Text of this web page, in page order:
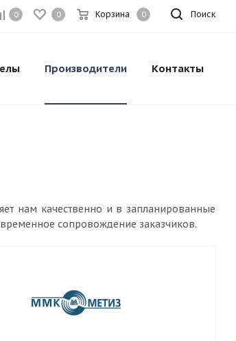
Поиск
0 0 Корзина 0
Производители Контакты
нам качественно и в запланированные
сопровождение заказчиков.